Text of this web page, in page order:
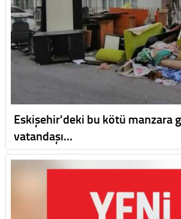
Eskişehir'deki bu kötü manzara
vatandaşı…